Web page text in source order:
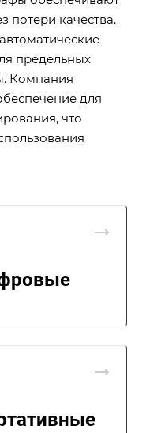
потери качества.
предельных
Компания
для
что